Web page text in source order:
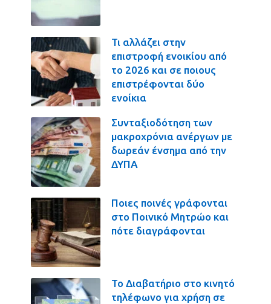
Τι αλλάζει στην
επιστροφή ενοικίου από
το 2026 και σε ποιους
επιστρέφονται δύο
ενοίκια
Συνταξιοδότηση των
μακροχρόνια ανέργων με
δωρεάν ένσημα από την
ΔΥΠΑ
Ποιες ποινές γράφονται
στο Ποινικό Μητρώο και
πότε διαγράφονται
Το Διαβατήριο στο κινητό
τηλέφωνο για χρήση σε